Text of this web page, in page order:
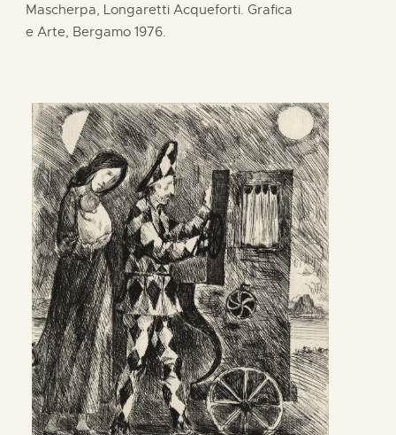
Mascherpa, Longaretti Acqueforti. Grafica
e Arte, Bergamo 1976.